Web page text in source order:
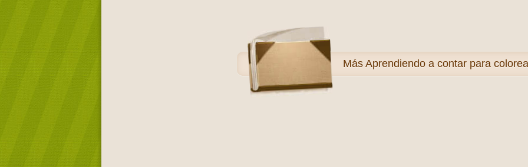
Más Aprendiendo a contar para